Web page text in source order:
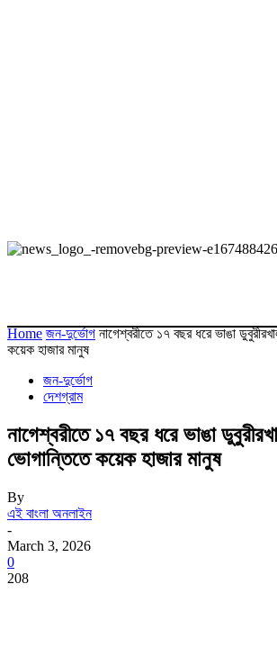
Home জন-দুর্ভোগ নাগেশ্বরীতে ১৭ বছর ধরে ভাঙা
কয়েক হাজার মানুষ
জন-দুর্ভোগ
দেশগ্রাম
নাগেশ্বরীতে ১৭ বছর ধরে ভাঙা
ভোগান্তিতে কয়েক হাজার মানুষ
By
এই বাংলা অনলাইন
-
March 3, 2026
0
208